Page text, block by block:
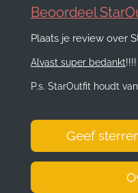
c
b
o
k
s
a
r
a
n
e
I
n
Beoordeel
Plaats je review over
Alvast super bedankt!!!!
P.s. StarOutfit houdt
Geef